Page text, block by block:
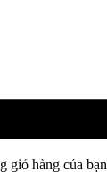
giỏ hàng của bạn